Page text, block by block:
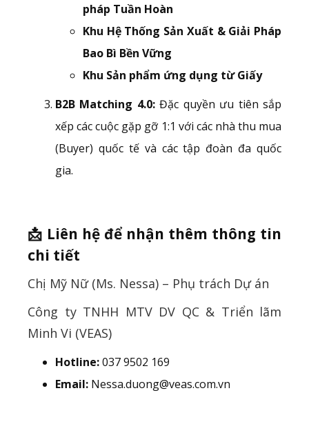
pháp Tuần Hoàn
Khu Hệ Thống Sản Xuất & Giải Pháp
Bao Bì Bền Vững
Khu Sản phẩm ứng dụng từ Giấy
B2B Matching 4.0:Đặc quyền ưu tiên sắp
xếp các cuộc gặp gỡ 1:1 với các nhà thu mua
(Buyer) quốc tế và các tập đoàn đa quốc
gia.
📩 Liên hệ để nhận thêm thông tin
chi tiết
Chị Mỹ Nữ (Ms. Nessa) – Phụ trách Dự án
Công ty TNHH MTV DV QC & Triển lãm
Minh Vi (VEAS)
Hotline:037 9502 169
Email: Nessa.duong@veas.com.vn